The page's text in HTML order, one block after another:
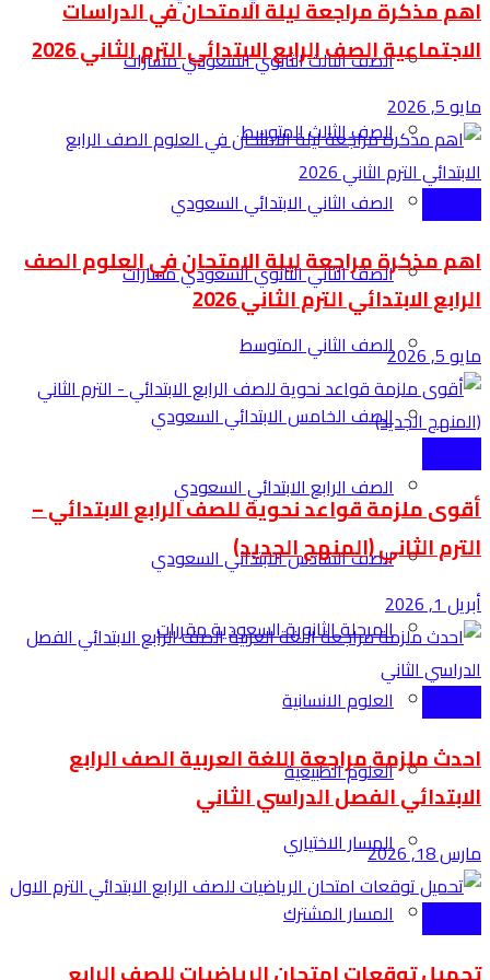
الصف الثالث الثانوي السعودي مسارات
الصف الثالث المتوسط
الصف الثاني الابتدائي السعودي
الصف الثاني الثانوي السعودي مسارات
الصف الثاني المتوسط
الصف الخامس الابتدائي السعودي
الصف الرابع الابتدائي السعودي
الصف السادس الابتدائي السعودي
المرحلة الثانوية السعودية مقررات
العلوم الانسانية
العلوم الطبيعية
المسار الاختياري
المسار المشترك
اهم مذكرة مراجعة ليلة الامتحان في الدراسات
الاجتماعية الصف الرابع الابتدائي الترم الثاني 2026
مايو 5, 2026
اهم مذكرة مراجعة ليلة الامتحان في العلوم الصف
الرابع الابتدائي الترم الثاني 2026
مايو 5, 2026
أقوى ملزمة قواعد نحوية للصف الرابع الابتدائي –
الترم الثاني (المنهج الجديد)
أبريل 1, 2026
احدث ملزمة مراجعة اللغة العربية الصف الرابع
الابتدائي الفصل الدراسي الثاني
مارس 18, 2026